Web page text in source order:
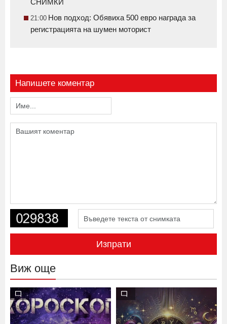
СНИМКИ
21:00 Нов подход: Обявиха 500 евро награда за
регистрацията на шумен моторист
Напишете коментар
Изпрати
Виж още